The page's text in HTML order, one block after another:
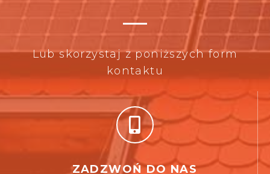
Lub skorzystaj z poniższych form
kontaktu
ZADZWOŃ DO NAS